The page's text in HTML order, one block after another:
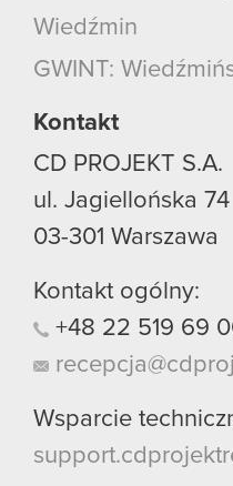
Wiedźmin
GWINT:
Kontakt
CD PROJEKT S.A.
ul. Jagiellońska 74
03-301 Warszawa
Kontakt ogólny:
+48 22 519 69
Wsparcie